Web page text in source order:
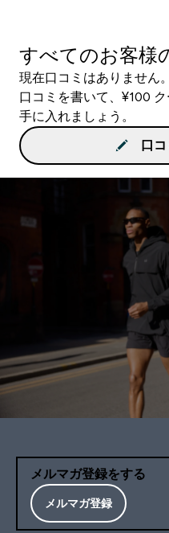
すべてのお客様
現在口コミはありません。
口コミを書いて、¥100
手に入れましょう。
口
メルマガ登録をする
メルマガ登録